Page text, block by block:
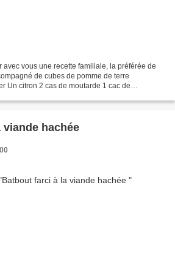
avec vous une recette familiale, la préférée de
de cubes de pomme de terre
Un citron 2 cas de moutarde 1 cac de
hachée